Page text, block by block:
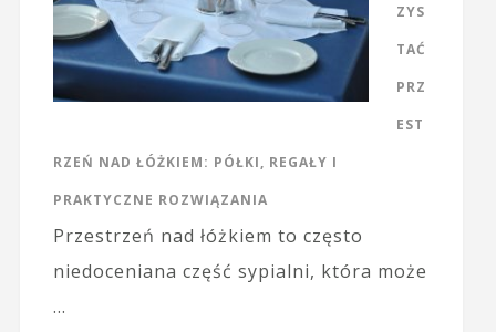
ZYS
TAĆ
PRZ
EST
RZEŃ NAD ŁÓŻKIEM: PÓŁKI, REGAŁY I
PRAKTYCZNE ROZWIĄZANIA
Przestrzeń nad łóżkiem to często
niedoceniana część sypialni, która może
…